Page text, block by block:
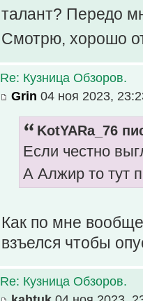
талант? Передо
Смотрю, хорошо
Re: Кузница Обзоров.
Grin 04 ноя 2023,
KotYARa_76
Если честно
А Алжир то тут
Как по мне
взъелся чтобы
Re: Кузница Обзоров.